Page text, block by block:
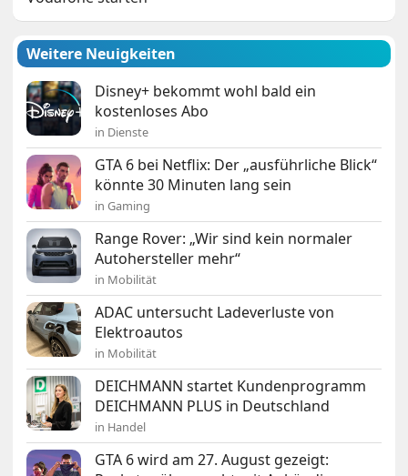
Weitere Neuigkeiten
Disney+ bekommt wohl bald ein
kostenloses Abo
in Dienste
GTA 6 bei Netflix: Der „ausführliche Blick“
könnte 30 Minuten lang sein
in Gaming
Range Rover: „Wir sind kein normaler
Autohersteller mehr“
in Mobilität
ADAC untersucht Ladeverluste von
Elektroautos
in Mobilität
DEICHMANN startet Kundenprogramm
DEICHMANN PLUS in Deutschland
in Handel
GTA 6 wird am 27. August gezeigt: